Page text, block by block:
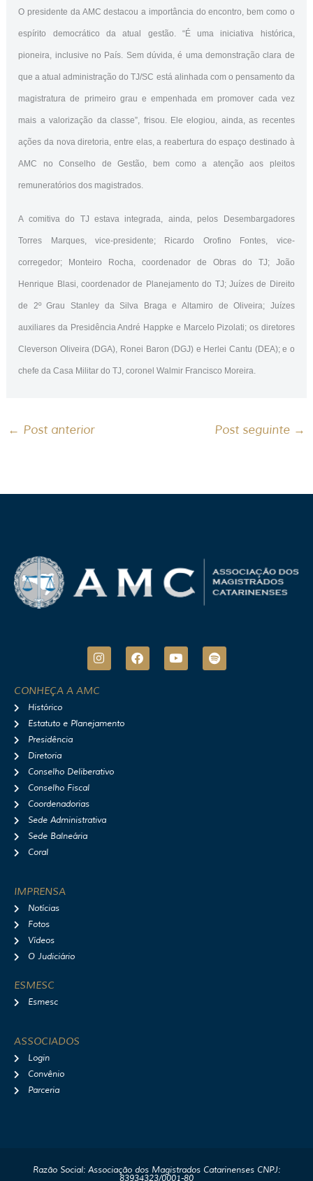
O presidente da AMC destacou a importância do encontro, bem como o
espírito democrático da atual gestão. “É uma iniciativa histórica,
pioneira, inclusive no País. Sem dúvida, é uma demonstração clara de
que a atual administração do TJ/SC está alinhada com o pensamento da
magistratura de primeiro grau e empenhada em promover cada vez
mais a valorização da classe”, frisou. Ele elogiou, ainda, as recentes
ações da nova diretoria, entre elas, a reabertura do espaço destinado à
AMC no Conselho de Gestão, bem como a atenção aos pleitos
remuneratórios dos magistrados.
A comitiva do TJ estava integrada, ainda, pelos Desembargadores
Torres Marques, vice-presidente; Ricardo Orofino Fontes, vice-
corregedor; Monteiro Rocha, coordenador de Obras do TJ; João
Henrique Blasi, coordenador de Planejamento do TJ; Juízes de Direito
de 2º Grau Stanley da Silva Braga e Altamiro de Oliveira; Juízes
auxiliares da Presidência André Happke e Marcelo Pizolati; os diretores
Cleverson Oliveira (DGA), Ronei Baron (DGJ) e Herlei Cantu (DEA); e o
chefe da Casa Militar do TJ, coronel Walmir Francisco Moreira.
← Post anterior Post seguinte →
I
n
t
r
F
a
Y
o
S
p
CONHEÇA A AMC
Histórico
Estatuto e Planejamento
Presidência
Diretoria
Conselho Deliberativo
Conselho Fiscal
Coordenadorias
Sede Administrativa
Sede Balneária
Coral
IMPRENSA
Notícias
Fotos
Vídeos
O Judiciário
ESMESC
Esmesc
ASSOCIADOS
Login
Convênio
Parceria
Razão Social: Associação dos Magistrados Catarinenses CNPJ:
83934323/0001-80